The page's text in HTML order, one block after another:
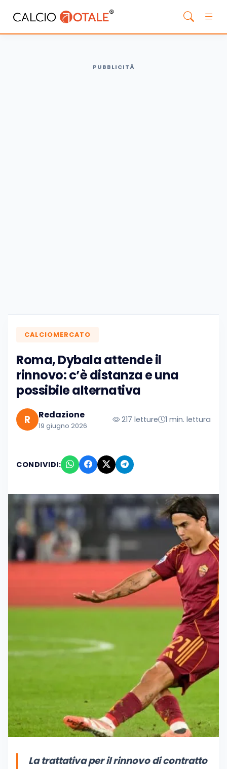
PUBBLICITÀ
CALCIOMERCATO
Roma, Dybala attende il
rinnovo: c’è distanza e una
possibile alternativa
R Redazione
19 giugno 2026
217 letture 1 min. lettura
CONDIVIDI:
La trattativa per il rinnovo di contratto